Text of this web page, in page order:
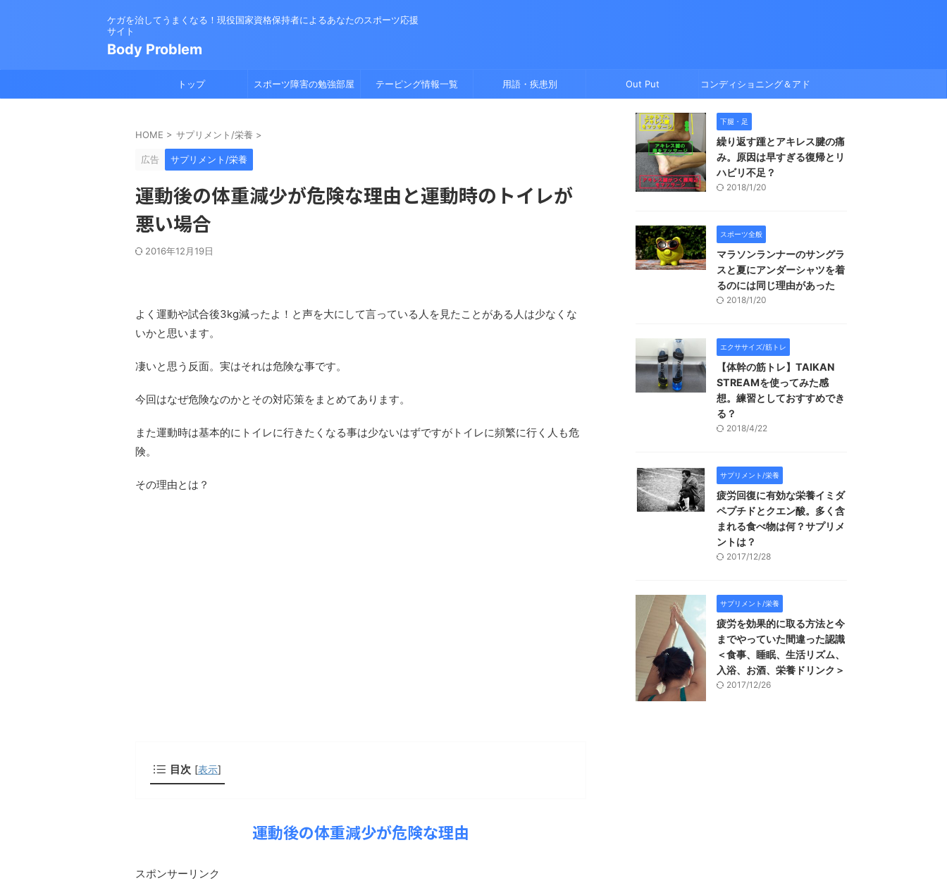
ケガを治してうまくなる！現役国家資格保持者によるあなたのスポーツ応援
サイト
Body Problem
トップ スポーツ障害の勉強部屋 テーピング情報一覧 用語・疾患別 Out Put コンディショニング＆アド
バイス
HOME > サプリメント/栄養 >
広告 サプリメント/栄養
運動後の体重減少が危険な理由と運動時のトイレが
悪い場合
2016年12月19日
よく運動や試合後3kg減ったよ！と声を大にして言っている人を見たことがある人は少なくな
いかと思います。
凄いと思う反面。実はそれは危険な事です。
今回はなぜ危険なのかとその対応策をまとめてあります。
また運動時は基本的にトイレに行きたくなる事は少ないはずですがトイレに頻繁に行く人も危
険。
その理由とは？
目次 [表示]
運動後の体重減少が危険な理由
スポンサーリンク
下腿・足
繰り返す踵とアキレス腱の痛
み。原因は早すぎる復帰とリ
ハビリ不足？
2018/1/20
スポーツ全般
マラソンランナーのサングラ
スと夏にアンダーシャツを着
るのには同じ理由があった
2018/1/20
エクササイズ/筋トレ
【体幹の筋トレ】TAIKAN
STREAMを使ってみた感
想。練習としておすすめでき
る？
2018/4/22
サプリメント/栄養
疲労回復に有効な栄養イミダ
ペプチドとクエン酸。多く含
まれる食べ物は何？サプリメ
ントは？
2017/12/28
サプリメント/栄養
疲労を効果的に取る方法と今
までやっていた間違った認識
＜食事、睡眠、生活リズム、
入浴、お酒、栄養ドリンク＞
2017/12/26